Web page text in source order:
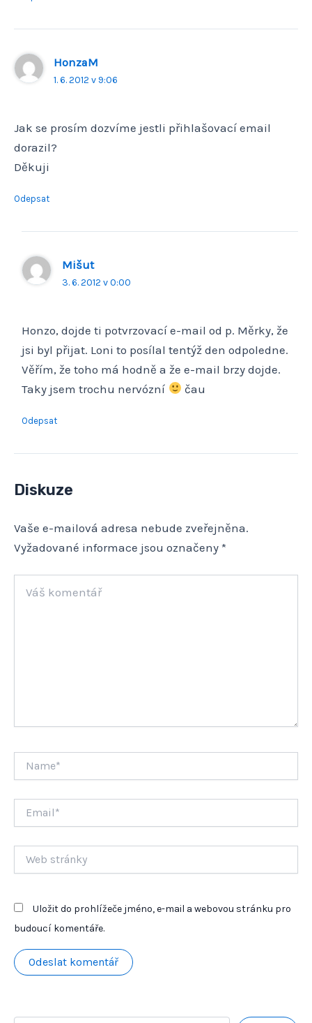
HonzaM
1. 6. 2012 v 9:06
Jak se prosím dozvíme jestli přihlašovací email
dorazil?
Děkuji
Odepsat
Mišut
3. 6. 2012 v 0:00
Honzo, dojde ti potvrzovací e-mail od p. Měrky, že
jsi byl přijat. Loni to posílal tentýž den odpoledne.
Věřím, že toho má hodně a že e-mail brzy dojde.
Taky jsem trochu nervózní
čau
Odepsat
Diskuze
Vaše e-mailová adresa nebude zveřejněna.
Vyžadované informace jsou označeny *
komentář
stránky
Uložit do prohlížeče jméno, e-mail a webovou stránku pro
budoucí komentáře.